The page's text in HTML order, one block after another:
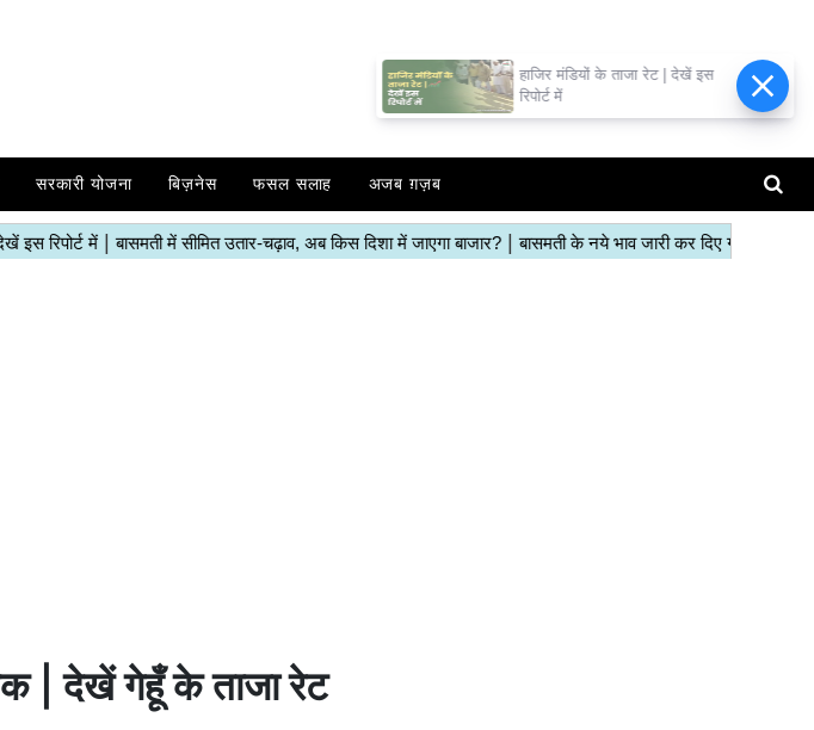
सरकारी योजना बिज़नेस फसल सलाह अजब ग़ज़ब
| देखें गेहूँ के ताजा रेट
हाजिर मंडियों के ताजा रेट | देखें इस
रिपोर्ट में